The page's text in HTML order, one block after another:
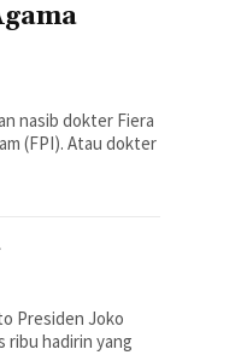
nasib dokter Fiera
(FPI). Atau dokter
Presiden Joko
ribu hadirin yang